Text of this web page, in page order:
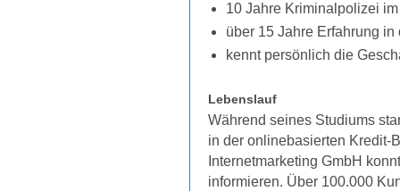
10 Jahre Kriminalpolizei
über 15 Jahre Erfahrung
kennt persönlich die
Lebenslauf
Während seines Studiums
in der onlinebasierten Kredit-
Internetmarketing GmbH
informieren. Über 100.000